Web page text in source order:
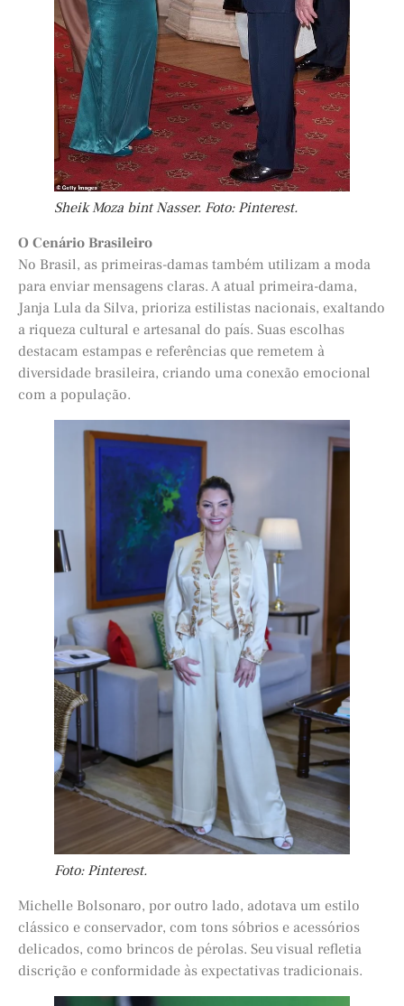
Sheik Moza bint Nasser. Foto: Pinterest.
O Cenário Brasileiro
No Brasil, as primeiras-damas também utilizam a moda
para enviar mensagens claras. A atual primeira-dama,
Janja Lula da Silva, prioriza estilistas nacionais, exaltando
a riqueza cultural e artesanal do país. Suas escolhas
destacam estampas e referências que remetem à
diversidade brasileira, criando uma conexão emocional
com a população.
Foto: Pinterest.
Michelle Bolsonaro, por outro lado, adotava um estilo
clássico e conservador, com tons sóbrios e acessórios
delicados, como brincos de pérolas. Seu visual refletia
discrição e conformidade às expectativas tradicionais.